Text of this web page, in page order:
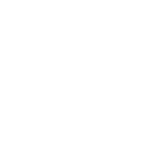
e sono protetti dalle
include tutti i Diritti di proprietà
Software e alla
Software fornito da noi è
non venduto, e ci riserviamo
e la Documentazione non
nel CLS.
condizioni del CLS,
nel territorio o nell’area
il Software, una licenza